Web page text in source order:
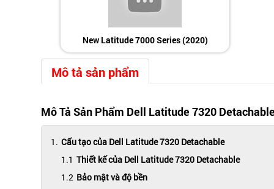
New Latitude 7000 Series (2020)
Mô tả sản phẩm
Mô Tả Sản Phẩm Dell Latitude 7320
Cấu tạo của Dell Latitude 7320 Detachable
Thiết kế của Dell Latitude 7320 Detachable
Bảo mật và độ bền